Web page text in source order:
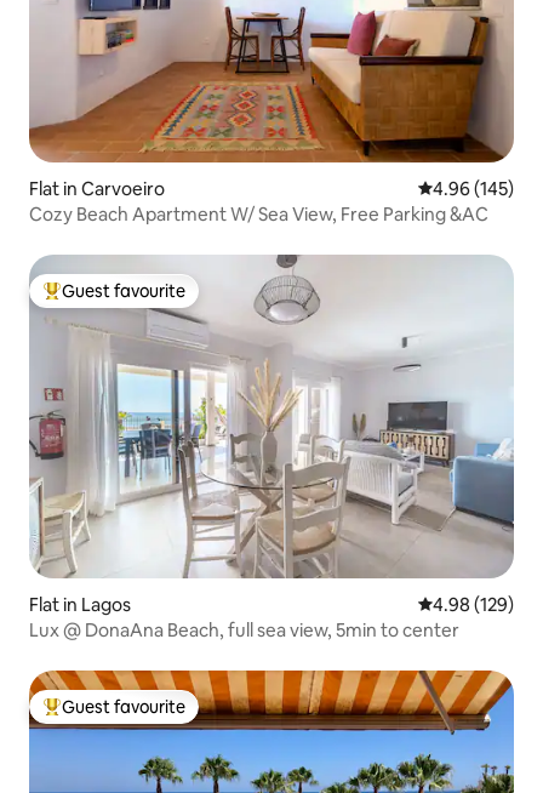
Flat in Carvoeiro 4.96 out of 5
4.96 (145)
Cozy Beach Apartment W/ Sea View, Free Parking &AC
Top guest favourite
Guest favourite
Flat in Lagos 4.98 out of 5
4.98 (129)
Lux @ DonaAna Beach, full sea view, 5min to center
Top guest favourite
Guest favourite